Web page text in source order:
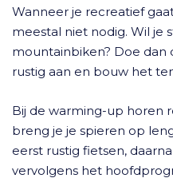
Wanneer je recreatief
meestal niet nodig. Wil je
mountainbiken? Doe
rustig aan en bouw het
Bij de warming-up horen
breng je je spieren op
eerst rustig fietsen,
vervolgens het